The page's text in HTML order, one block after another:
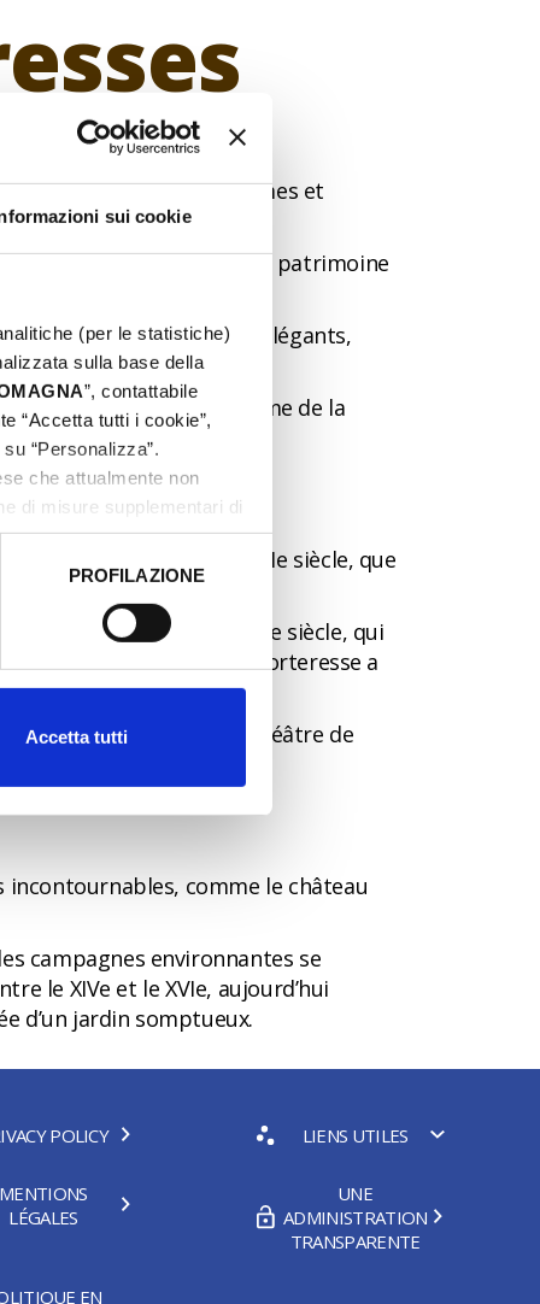
sui cookie
(per le statistiche)
sulla base della
”, contattabile
“Accetta tutti i cookie”,
“Personalizza”.
che attualmente non
di misure supplementari di
PROFILAZIONE
Accetta tutti
à couper le souffle
mêlent légendes de dames et
chaque province abrite un patrimoine
demeures et salons élégants,
de consulter le programme de la
deux siècles, jusqu’au XVIe siècle, que
Verucchio datant du XIIe siècle, qui
Montefiore Conca, une forteresse a
de vue remarquable.
exceptionnelle et théâtre de
incontournables, comme le château
campagnes environnantes se
le XIVe et le XVIe, aujourd’hui
d’un jardin somptueux.
POLICY LIENS UTILES
MENTIONS
LÉGALES
UNE
ADMINISTRATION
TRANSPARENTE
EN